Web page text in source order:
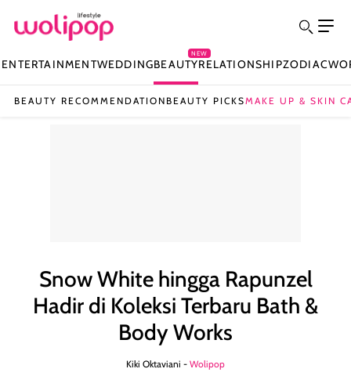
ENTERTAINMENTWEDDINGBEAUTY
NEW
RELATIONSHIPZODIAC
BEAUTY RECOMMENDATION BEAUTY PICKSMAKE UP & SKIN
Snow White hingga Rapunzel
Hadir di Koleksi Terbaru Bath &
Body Works
Kiki Oktaviani - Wolipop